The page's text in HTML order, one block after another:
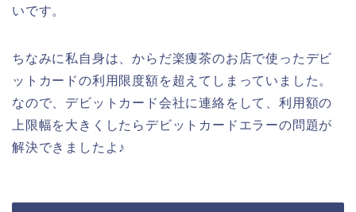
いです。
ちなみに私自身は、からだ楽痩茶のお店で使ったデビ
ットカードの利用限度額を超えてしまっていました。
なので、デビットカード会社に連絡をして、利用額の
上限幅を大きくしたらデビットカードエラーの問題が
解決できましたよ♪